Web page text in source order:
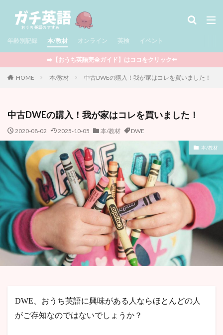
年齢別記録 本/教材 オンライン 英検 イベント
➡️【おうち英語完全ガイド】はココをクリック⬅️
HOME 本/教材 中古DWEの購入！我が家はコレを買いました！
中古DWEの購入！我が家はコレを買いました！
2020-08-02 2025-10-05 本/教材 DWE
本/教材
DWE、おうち英語に興味がある人ならほとんどの人
がご存知なのではないでしょうか？
タグ
児童書 / Middle Grade 多読
児童書 / Chapter Books
図鑑 セール情報
サマースクール
YouTube
映画 ワークブック
英検
まとめ記事
フォニックス
マンガ
ウィンタースクール
ライティング
マイクラ
オンライン
プログラミング
ボードゲーム
英語おもちゃ
DWE クッキング
多言語
イベント
おうち英語全般
娘の記録
息子の記録
親向けの本
検索